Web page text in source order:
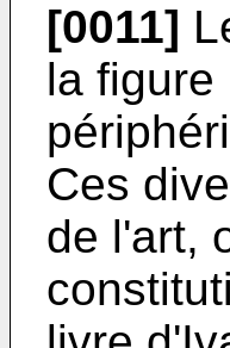
[0011]
la figure
Ces
de l'art,